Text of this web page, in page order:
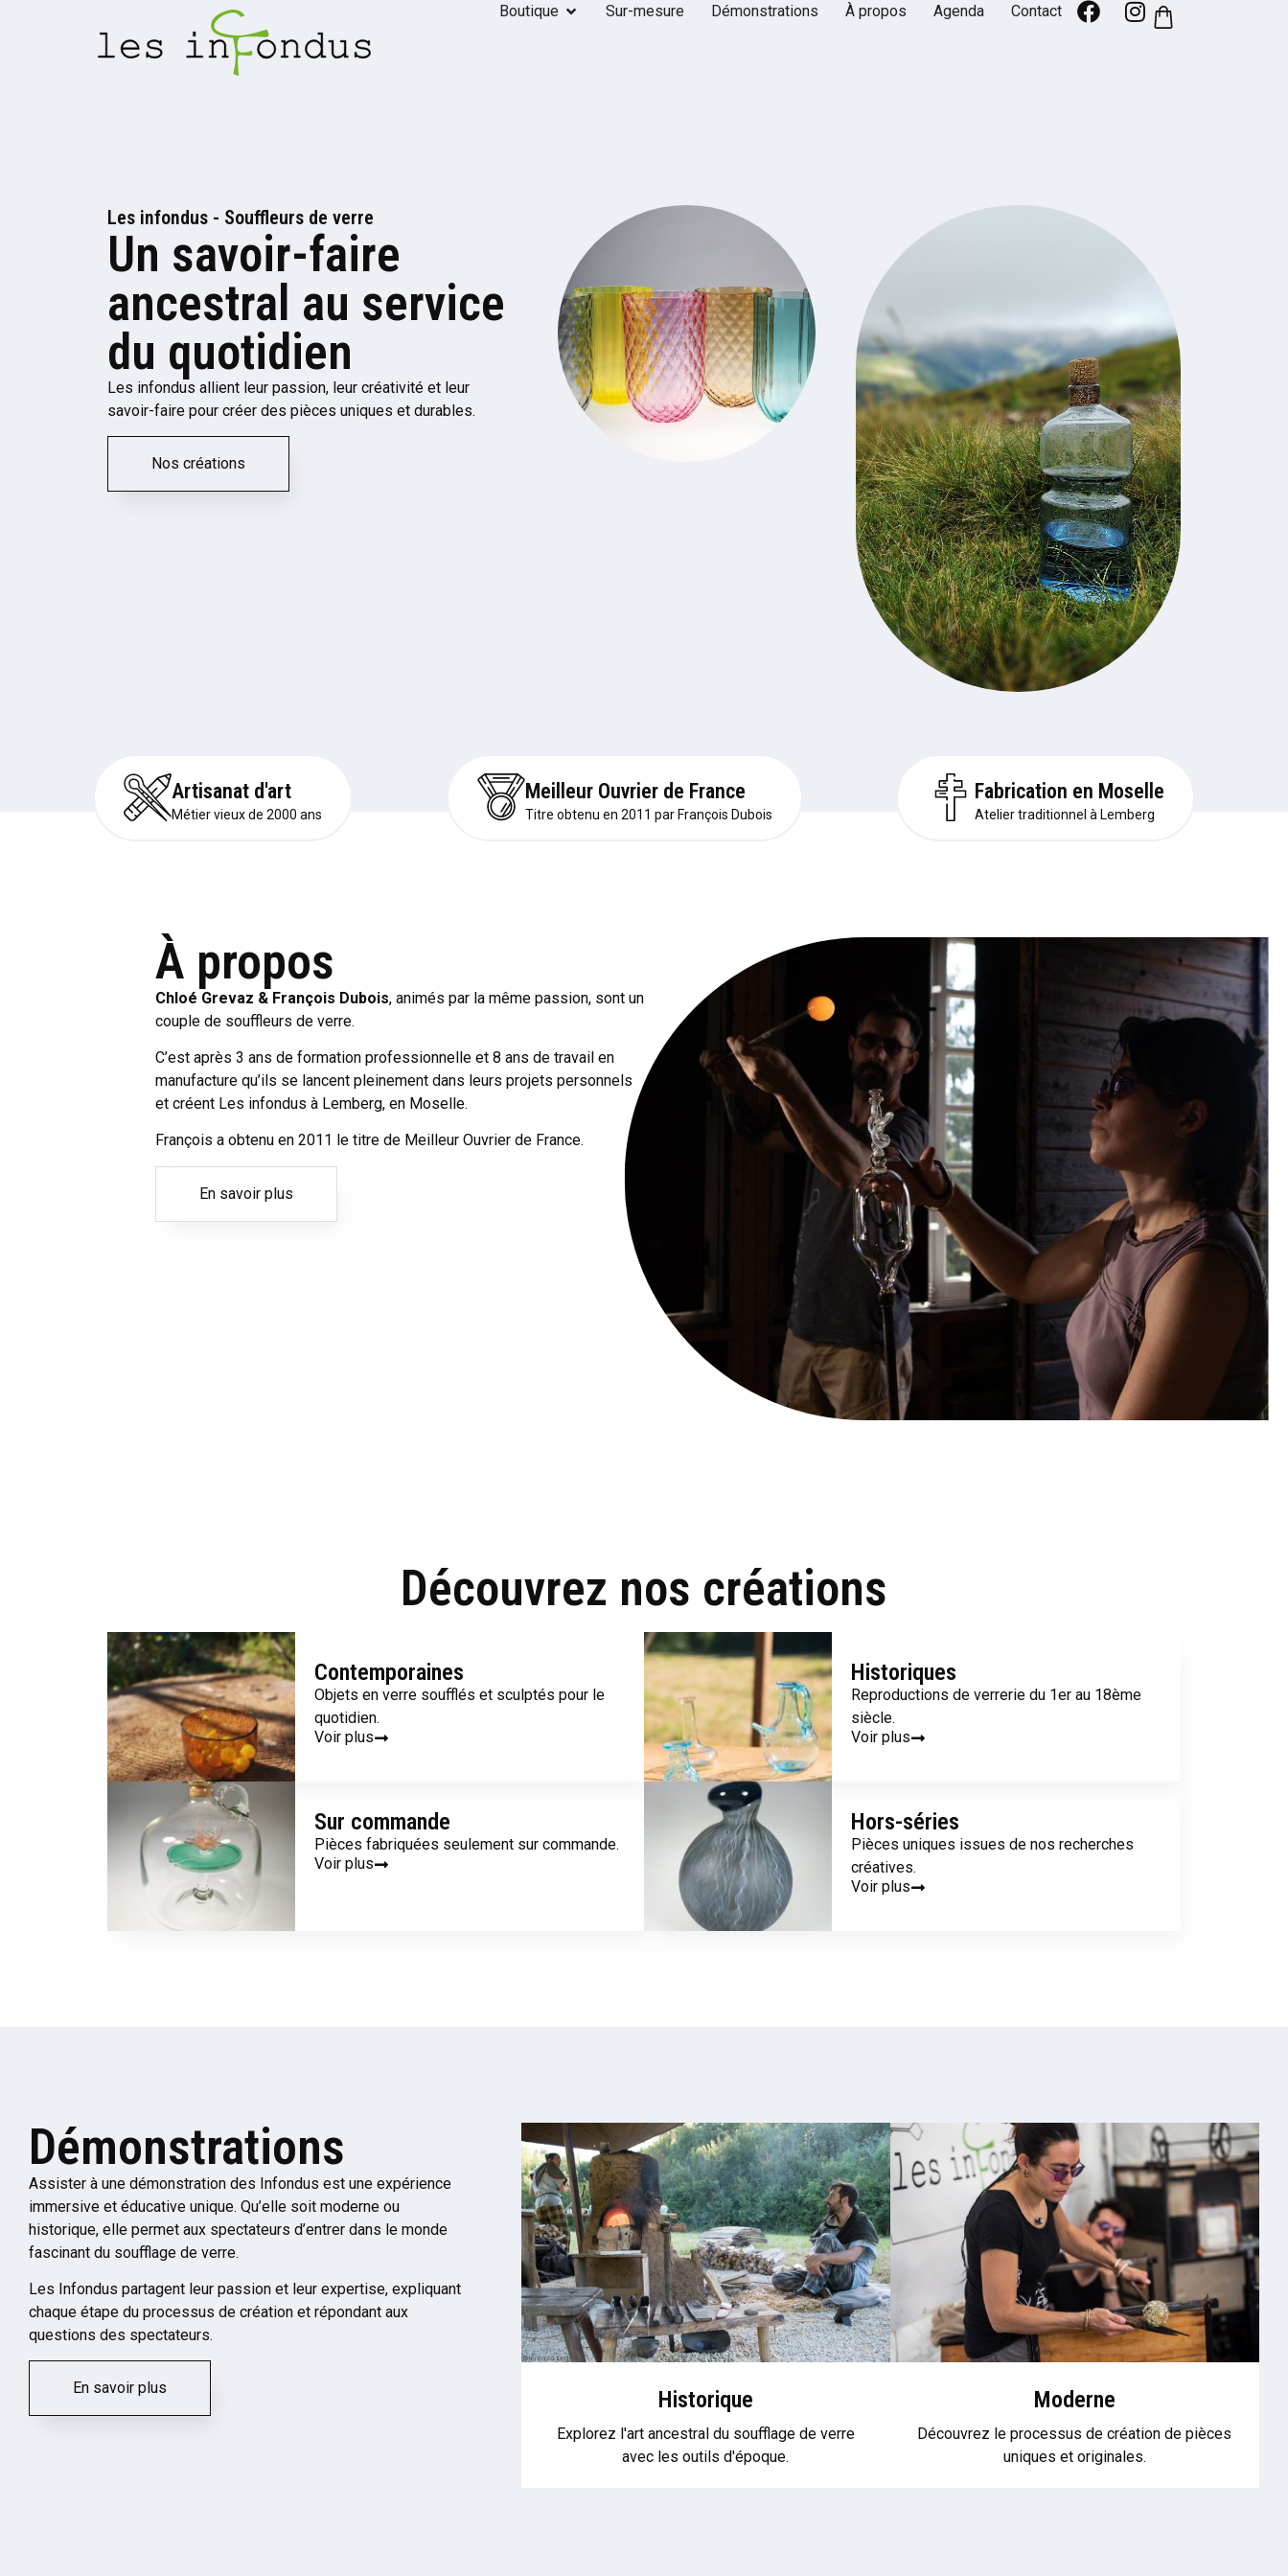
Boutique Sur-mesure Démonstrations À propos Agenda Contact
Les infondus - Souffleurs de verre
Un savoir-faire
ancestral au service
du quotidien
Les infondus allient leur passion, leur créativité et leur
savoir-faire pour créer des pièces uniques et durables.
Nos créations
Artisanat d'art
Métier vieux de 2000 ans
Meilleur Ouvrier de France
Titre obtenu en 2011 par François Dubois
Fabrication en Moselle
Atelier traditionnel à Lemberg
À propos
Chloé Grevaz & François Dubois, animés par la même passion, sont un
couple de souffleurs de verre.
C’est après 3 ans de formation professionnelle et 8 ans de travail en
manufacture qu’ils se lancent pleinement dans leurs projets personnels
et créent Les infondus à Lemberg, en Moselle.
François a obtenu en 2011 le titre de Meilleur Ouvrier de France.
En savoir plus
Découvrez nos créations
Contemporaines
Objets en verre soufflés et sculptés pour le
quotidien.
Voir plus
Historiques
Reproductions de verrerie du 1er au 18ème
siècle.
Voir plus
Sur commande
Pièces fabriquées seulement sur commande.
Voir plus
Hors-séries
Pièces uniques issues de nos recherches
créatives.
Voir plus
Démonstrations
Assister à une démonstration des Infondus est une expérience
immersive et éducative unique. Qu’elle soit moderne ou
historique, elle permet aux spectateurs d’entrer dans le monde
fascinant du soufflage de verre.
Les Infondus partagent leur passion et leur expertise, expliquant
chaque étape du processus de création et répondant aux
questions des spectateurs.
En savoir plus Historique
Explorez l'art ancestral du soufflage de verre
avec les outils d'époque.
Moderne
Découvrez le processus de création de pièces
uniques et originales.